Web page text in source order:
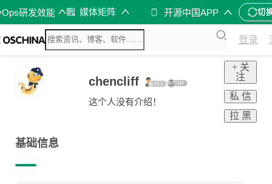
研发效能 媒体矩阵 开源中国APP 切
登录
chencliff
这个人没有介绍！
+ 关
注
私 信
拉 黑
基础信息